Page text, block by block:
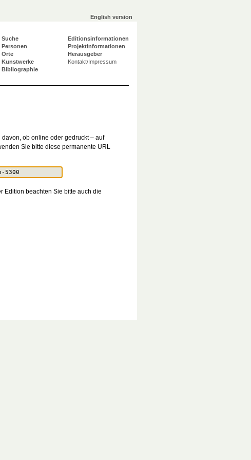
English version
Suche
Personen
Orte
Kunstwerke
Bibliographie
Editionsinformationen
Projektinformationen
Herausgeber
Kontakt/Impressum
ob online oder gedruckt – auf
Sie bitte diese permanente URL
Edition beachten Sie bitte auch die